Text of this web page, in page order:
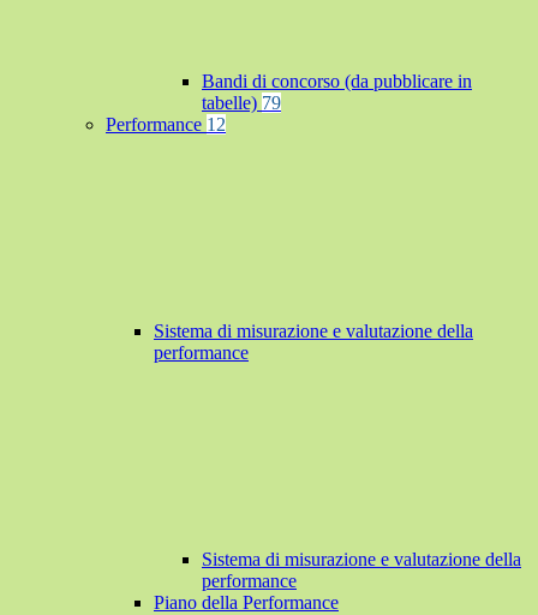
Bandi di concorso (da pubblicare in
tabelle) 79
Performance 12
Sistema di misurazione e valutazione della
performance
Sistema di misurazione e valutazione della
performance
Piano della Performance